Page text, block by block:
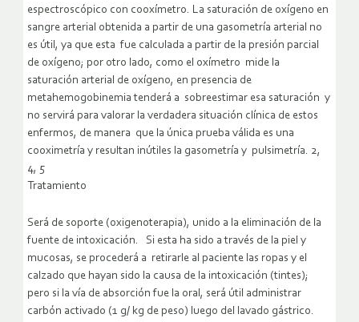
espectroscópico con cooxímetro. La saturación de oxígeno en
sangre arterial obtenida a partir de una gasometría arterial no
es útil, ya que esta fue calculada a partir de la presión parcial
de oxígeno; por otro lado, como el oxímetro mide la
saturación arterial de oxígeno, en presencia de
metahemogobinemia tenderá a sobreestimar esa saturación y
no servirá para valorar la verdadera situación clínica de estos
enfermos, de manera que la única prueba válida es una
cooximetría y resultan inútiles la gasometría y pulsimetría. 2,
4, 5
Tratamiento
Será de soporte (oxigenoterapia), unido a la eliminación de la
fuente de intoxicación. Si esta ha sido a través de la piel y
mucosas, se procederá a retirarle al paciente las ropas y el
calzado que hayan sido la causa de la intoxicación (tintes);
pero si la vía de absorción fue la oral, será útil administrar
carbón activado (1 g/ kg de peso) luego del lavado gástrico.